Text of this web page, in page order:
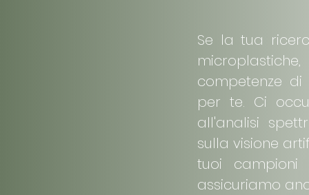
Se la tua
competenze
per te. Ci
all'analisi
sulla visione
tuoi
assicuriamo